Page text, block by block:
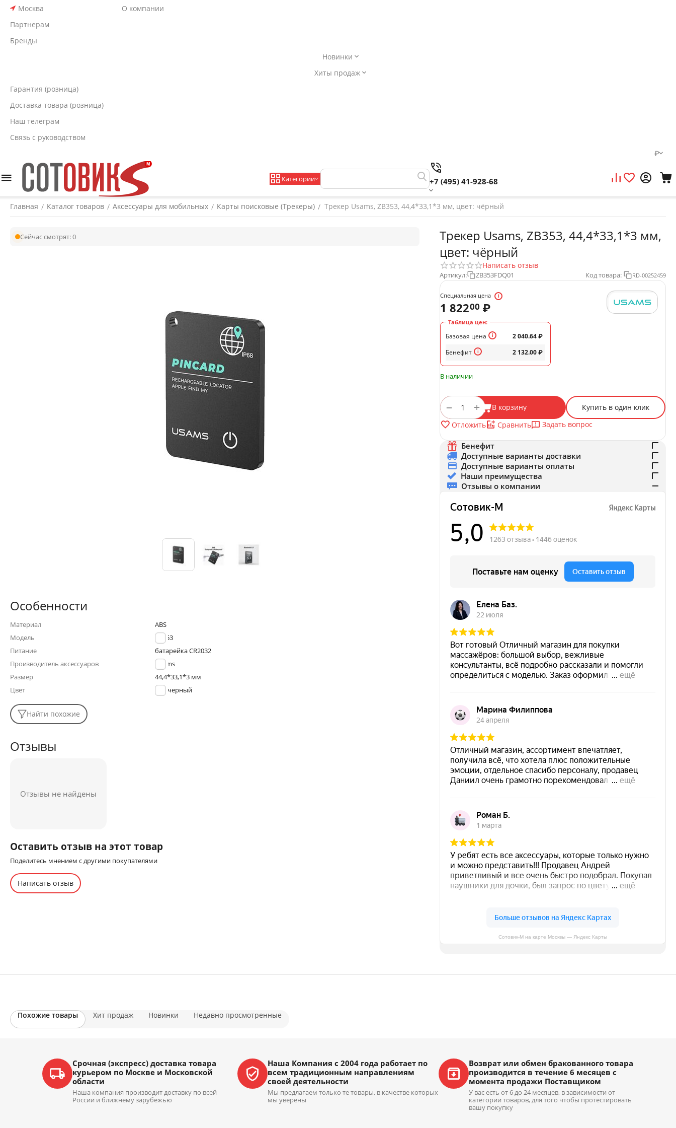
Москва
О компании
Партнерам
Бренды
Новинки
Хиты продаж
Гарантия (розница)
Доставка товара (розница)
Наш телеграм
Связь с руководством
₽
Категории +7 (495) 41-928-68
Главная / Каталог товаров / Аксессуары для мобильных / Карты поисковые (Трекеры) / Трекер Usams, ZB353, 44,4*33,1*3 мм, цвет: чёрный
Сейчас смотрят:0
Трекер Usams, ZB353, 44,4*33,1*3 мм,
цвет: чёрный
Написать отзыв
Артикул: ZB353FDQ01 Код товара: RD-00252459
Специальная цена
1 82200 ₽
Таблица цен:
Базовая цена
Бенефит
2 040.64₽
2 132.00₽
В наличии
+
− В корзину
Купить в один клик
Отложить
Сравнить Задать вопрос
Бенефит
Доступные варианты доставки
Доступные варианты оплаты
Наши преимущества
Отзывы о компании
Сотовик-М на карте Москвы — Яндекс Карты
Особенности
Материал
ABS
Модель
ZB353
Питание
батарейка CR2032
Производитель аксессуаров
Usams
Размер
44,4*33,1*3 мм
Цвет
черный
Найти похожие
Отзывы
Отзывы не найдены
Оставить отзыв на этот товар
Поделитесь мнением с другими покупателями
Написать отзыв
Похожие товары Хит продаж Новинки Недавно просмотренные
Срочная (экспресс) доставка товара
курьером по Москве и Московской
области
Наша компания производит доставку по всей
России и ближнему зарубежью
Наша Компания с 2004 года работает по
всем традиционным направлениям
своей деятельности
Мы предлагаем только те товары, в качестве которых
мы уверены
Возврат или обмен бракованного товара
производится в течение 6 месяцев с
момента продажи Поставщиком
У вас есть от 6 до 24 месяцев, в зависимости от
категории товаров, для того чтобы протестировать
вашу покупку